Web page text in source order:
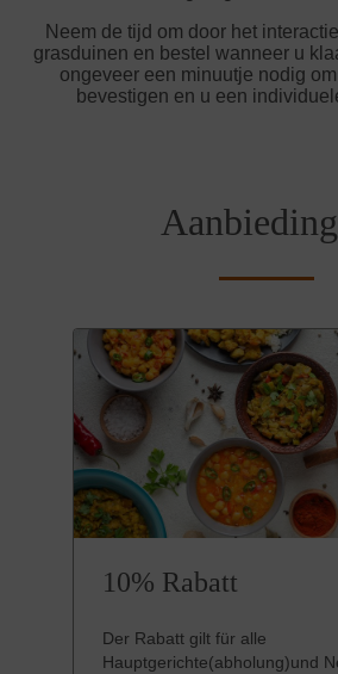
Neem de tijd om door het
grasduinen en bestel wanneer u
ongeveer een minuutje nodig
bevestigen en u een
10% Rabatt
Der Rabatt gilt für alle
Hauptgerichte(abholung)und